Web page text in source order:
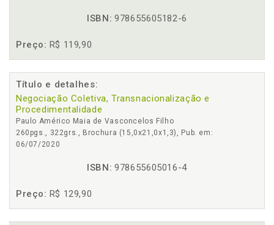
ISBN: 978655605182-6
Preço: R$ 119,90
Título e detalhes:
Negociação Coletiva, Transnacionalização e
Procedimentalidade
Paulo Américo Maia de Vasconcelos Filho
260pgs., 322grs., Brochura (15,0x21,0x1,3), Pub. em:
06/07/2020
ISBN: 978655605016-4
Preço: R$ 129,90